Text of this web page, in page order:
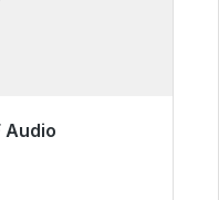
Audio
tempo di